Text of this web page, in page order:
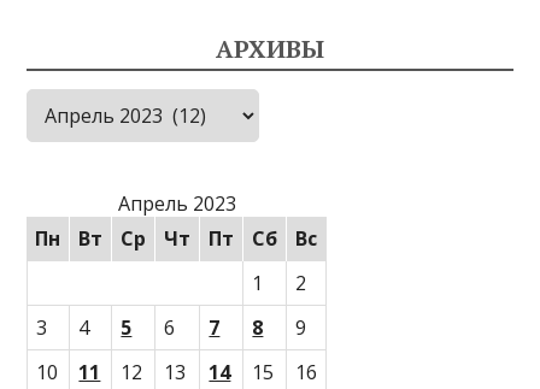
АРХИВЫ
Архивы
Апрель 2023
Пн
Вт Ср Чт Пт Сб
Вс
1
2
3
4 5 6 7 8
9
10
11 12 13 14 15
16